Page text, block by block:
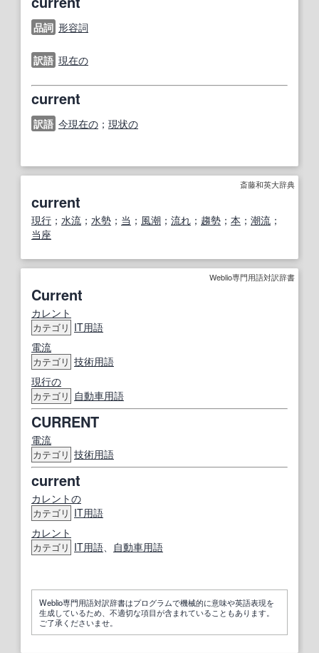
品詞 形容詞
訳語 現在の
current
訳語 今現在の ； 現状の
斎藤和英大辞典
current
現行 ； 水流 ； 水勢 ； 当 ； 風潮 ； 流れ ； 趨勢 ； 本 ； 潮流 ；
当座
Weblio専門用語対訳辞書
Current
カレント
カテゴリ IT用語
電流
カテゴリ 技術用語
現行の
カテゴリ 自動車用語
CURRENT
電流
カテゴリ 技術用語
current
カレントの
カテゴリ IT用語
カレント
カテゴリ IT用語、 自動車用語
Weblio専門用語対訳辞書はプログラムで機械的に意味や英語表現を
生成しているため、不適切な項目が含まれていることもあります。
ご了承くださいませ。